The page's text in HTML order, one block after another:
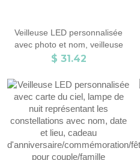
Veilleuse LED personnalisée
avec photo et nom, veilleuse
commémorative en acrylique
d'intérieur, cadeau de
condoléances pour la perte
d'un être cher
$ 31.42